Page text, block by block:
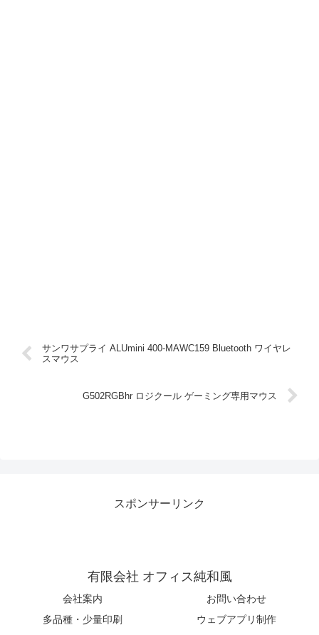
サンワサプライ ALUmini 400-MAWC159 Bluetooth ワイヤレ
スマウス
G502RGBhr ロジクール ゲーミング専用マウス
スポンサーリンク
有限会社 オフィス純和風
会社案内
お問い合わせ
多品種・少量印刷
ウェブアプリ制作